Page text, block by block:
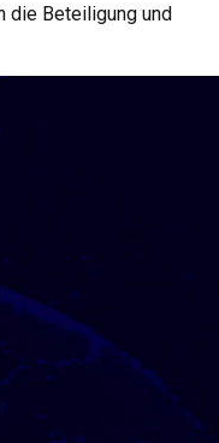
die Beteiligung und